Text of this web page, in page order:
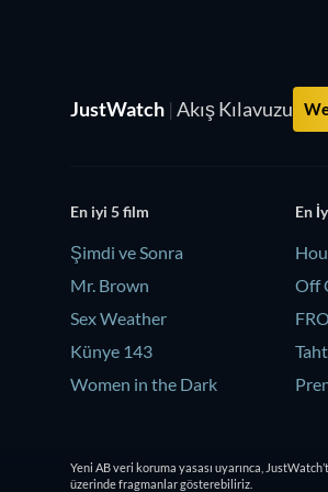
JustWatch | Akış Kılavuzu
En iyi 5 film
Şimdi ve Sonra
Mr. Brown
Sex Weather
Künye 143
Women in the Dark
En
Off
Yeni AB veri koruma yasası uyarınca,
üzerinde fragmanlar gösterebiliriz.